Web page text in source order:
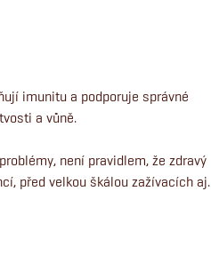
imunitu a podporuje správné
a vůně.
není pravidlem, že zdravý
před velkou škálou zažívacích aj.